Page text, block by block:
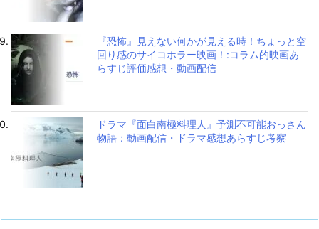
『恐怖』見えない何かが見える時！ちょっと空
回り感のサイコホラー映画！:コラム的映画あ
らすじ評価感想・動画配信
ドラマ『面白南極料理人』予測不可能おっさん
物語：動画配信・ドラマ感想あらすじ考察